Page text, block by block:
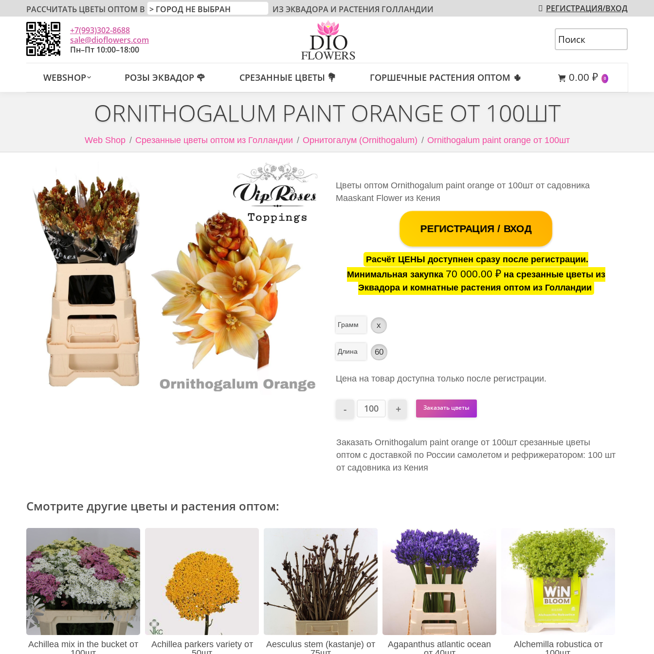
РАССЧИТАТЬ ЦВЕТЫ ОПТОМ В ИЗ ЭКВАДОРА И РАСТЕНИЯ ГОЛЛАНДИИ РЕГИСТРАЦИЯ/ВХОД
+7(993)302-8688
sale@dioflowers.com
Пн–Пт 10:00–18:00
WEBSHOP РОЗЫ ЭКВАДОР 🌹 СРЕЗАННЫЕ ЦВЕТЫ 💐 ГОРШЕЧНЫЕ РАСТЕНИЯ ОПТОМ 🌵 0.00 ₽ 0
ORNITHOGALUM PAINT ORANGE ОТ 100ШТ
Web Shop Срезанные цветы оптом из Голландии Орнитогалум (Ornithogalum) Ornithogalum paint orange от 100шт
Цветы оптом Ornithogalum paint orange от 100шт от садовника
Maaskant Flower из Кения
РЕГИСТРАЦИЯ / ВХОД
Расчёт ЦЕНЫ доступнен сразу после регистрации.
Минимальная закупка 70 000.00 ₽на срезанные цветы из
Эквадора и комнатные растения оптом из Голландии
Грамм x
Длина 60
Цена на товар доступна только после регистрации.
Заказать цветы
Заказать Ornithogalum paint orange от 100шт срезанные цветы
оптом с доставкой по России самолетом и рефрижератором: 100 шт
от садовника из Кения
Смотрите другие цветы и растения оптом:
Achillea mix in the bucket от
Achillea parkers variety от
Aesculus stem (kastanje) от
Agapanthus atlantic ocean
Alchemilla robustica от